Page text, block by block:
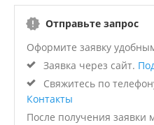
Отправьте запрос
Оформите заявку
Заявка через сайт.
Свяжитесь по
Контакты
После получения